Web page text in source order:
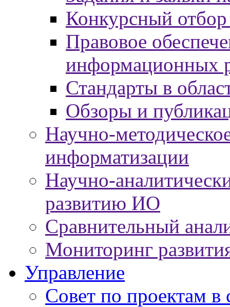
Конкурсный
Правовое
информационных
Стандарты в
Обзоры и
Научно-
информатизации
Научно-
развитию ИО
Сравнительный
Мониторинг
Управление
Совет по проектам в